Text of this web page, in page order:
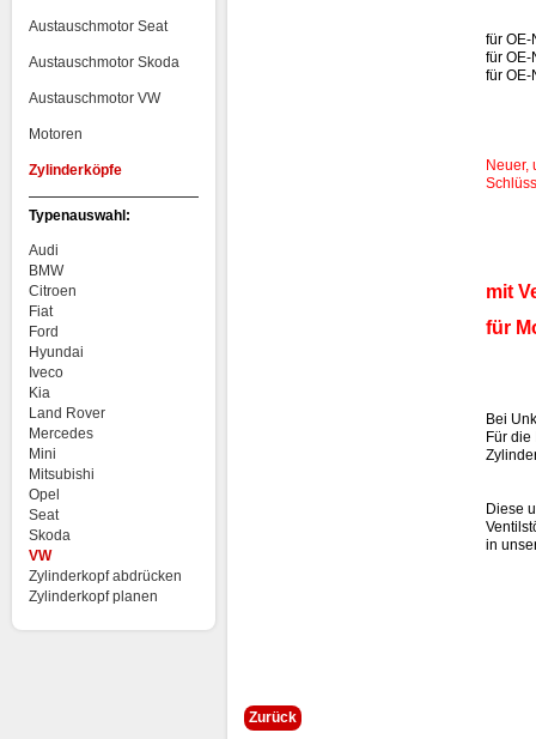
Austauschmotor Seat
Austauschmotor Skoda
Austauschmotor VW
Motoren
Zylinderköpfe
Typenauswahl:
Audi
BMW
Citroen
Fiat
Ford
Hyundai
Iveco
Kia
Land Rover
Mercedes
Mini
Mitsubishi
Opel
Seat
Skoda
VW
Zylinderkopf abdrücken
Zylinderkopf planen
für OE-
für OE-
für OE-
Neuer,
mit
für
Bei
Für
Diese
in
Zurück